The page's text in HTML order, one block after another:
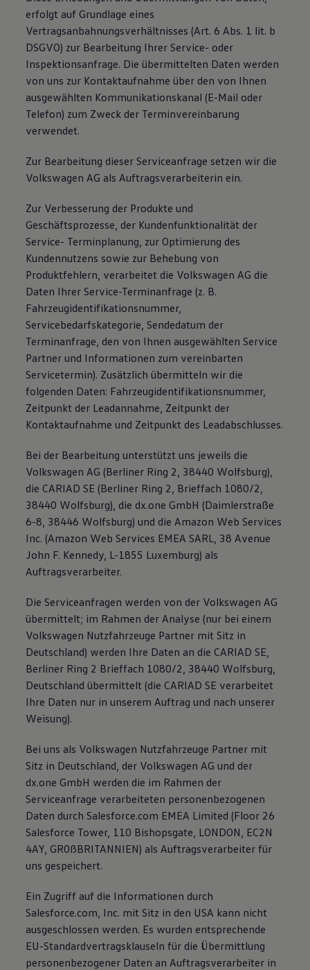
erfolgt auf Grundlage eines
Vertragsanbahnungsverhältnisses (Art. 6 Abs. 1 lit. b
DSGVO) zur Bearbeitung Ihrer Service- oder
Inspektionsanfrage. Die übermittelten Daten werden
von uns zur Kontaktaufnahme über den von Ihnen
ausgewählten Kommunikationskanal (E-Mail oder
Telefon) zum Zweck der Terminvereinbarung
verwendet.
Zur Bearbeitung dieser Serviceanfrage setzen wir die
Volkswagen AG als Auftragsverarbeiterin ein.
Zur Verbesserung der Produkte und
Geschäftsprozesse, der Kundenfunktionalität der
Service- Terminplanung, zur Optimierung des
Kundennutzens sowie zur Behebung von
Produktfehlern, verarbeitet die Volkswagen AG die
Daten Ihrer Service-Terminanfrage (z. B.
Fahrzeugidentifikationsnummer,
Servicebedarfskategorie, Sendedatum der
Terminanfrage, den von Ihnen ausgewählten Service
Partner und Informationen zum vereinbarten
Servicetermin). Zusätzlich übermitteln wir die
folgenden Daten: Fahrzeugidentifikationsnummer,
Zeitpunkt der Leadannahme, Zeitpunkt der
Kontaktaufnahme und Zeitpunkt des Leadabschlusses.
Bei der Bearbeitung unterstützt uns jeweils die
Volkswagen AG (Berliner Ring 2, 38440 Wolfsburg),
die CARIAD SE (Berliner Ring 2, Brieffach 1080/2,
38440 Wolfsburg), die dx.one GmbH (Daimlerstraße
6-8, 38446 Wolfsburg) und die Amazon Web Services
Inc. (Amazon Web Services EMEA SARL, 38 Avenue
John F. Kennedy, L-1855 Luxemburg) als
Auftragsverarbeiter.
Die Serviceanfragen werden von der Volkswagen AG
übermittelt; im Rahmen der Analyse (nur bei einem
Volkswagen Nutzfahrzeuge Partner mit Sitz in
Deutschland) werden Ihre Daten an die CARIAD SE,
Berliner Ring 2 Brieffach 1080/2, 38440 Wolfsburg,
Deutschland übermittelt (die CARIAD SE verarbeitet
Ihre Daten nur in unserem Auftrag und nach unserer
Weisung).
Bei uns als Volkswagen Nutzfahrzeuge Partner mit
Sitz in Deutschland, der Volkswagen AG und der
dx.one GmbH werden die im Rahmen der
Serviceanfrage verarbeiteten personenbezogenen
Daten durch Salesforce.com EMEA Limited (Floor 26
Salesforce Tower, 110 Bishopsgate, LONDON, EC2N
4AY, GR0ßBRITANNIEN) als Auftragsverarbeiter für
uns gespeichert.
Ein Zugriff auf die Informationen durch
Salesforce.com, Inc. mit Sitz in den USA kann nicht
ausgeschlossen werden. Es wurden entsprechende
EU-Standardvertragsklauseln für die Übermittlung
personenbezogener Daten an Auftragsverarbeiter in